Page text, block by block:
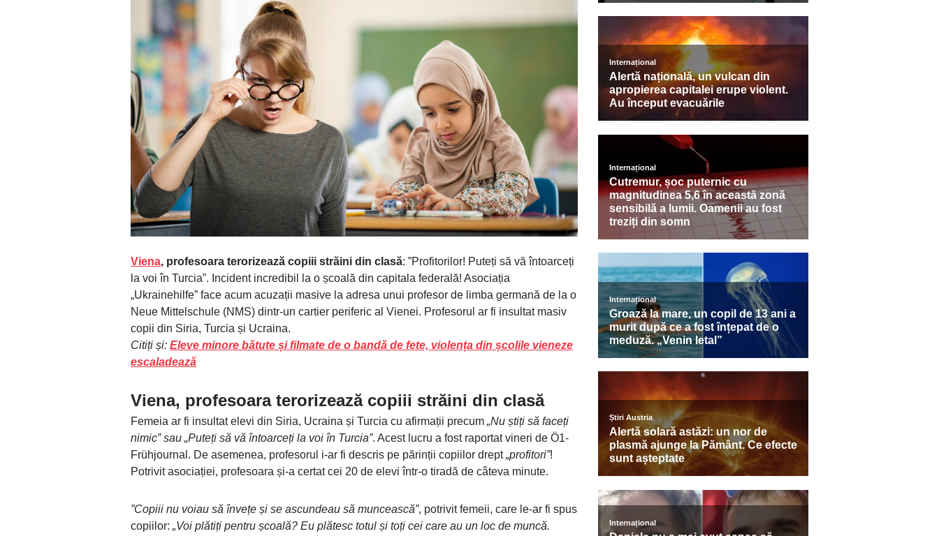
Viena, profesoara terorizează copiii străini din clasă: ”Profitorilor! Puteți să vă întoarceți
la voi în Turcia”. Incident incredibil la o școală din capitala federală! Asociația
„Ukrainehilfe” face acum acuzații masive la adresa unui profesor de limba germană de la o
Neue Mittelschule (NMS) dintr-un cartier periferic al Vienei. Profesorul ar fi insultat masiv
copii din Siria, Turcia și Ucraina.
Citiți și: Eleve minore bătute și filmate de o bandă de fete, violența din școlile vieneze
escaladează
Viena, profesoara terorizează copiii străini din clasă
Femeia ar fi insultat elevi din Siria, Ucraina și Turcia cu afirmații precum „Nu știți să faceți
nimic” sau „Puteți să vă întoarceți la voi în Turcia”. Acest lucru a fost raportat vineri de Ö1-
Frühjournal. De asemenea, profesorul i-ar fi descris pe părinții copiilor drept„profitori”!
Potrivit asociației, profesoara și-a certat cei 20 de elevi într-o tiradă de câteva minute.
”Copiii nu voiau să învețe și se ascundeau să muncească”, potrivit femeii, care le-ar fi spus
copiilor: „Voi plătiți pentru școală? Eu plătesc totul și toți cei care au un loc de muncă.